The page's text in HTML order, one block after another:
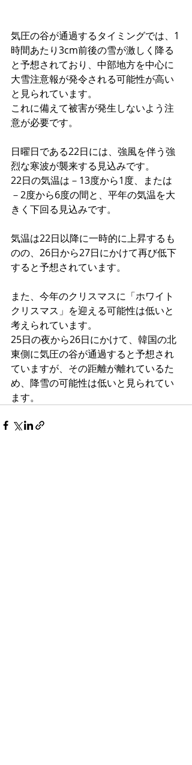
気圧の谷が通過するタイミングでは、1
時間あたり3cm前後の雪が激しく降る
と予想されており、中部地方を中心に
大雪注意報が発令される可能性が高い
と見られています。
これに備えて被害が発生しないよう注
意が必要です。
日曜日である22日には、強風を伴う強
烈な寒波が襲来する見込みです。
22日の気温は－13度から1度、または
－2度から6度の間と、平年の気温を大
きく下回る見込みです。
気温は22日以降に一時的に上昇するも
のの、26日から27日にかけて再び低下
すると予想されています。
また、今年のクリスマスに「ホワイト
クリスマス」を迎える可能性は低いと
考えられています。
25日の夜から26日にかけて、韓国の北
東側に気圧の谷が通過すると予想され
ていますが、その距離が離れているた
め、降雪の可能性は低いと見られてい
ます。